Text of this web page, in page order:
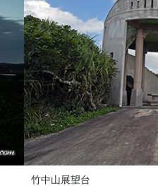
竹中山展望台